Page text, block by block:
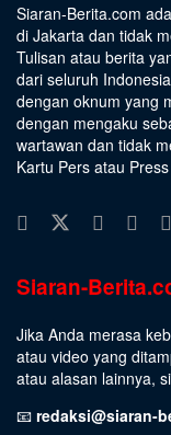
Siaran-Berita.com
di Jakarta dan tidak
Tulisan atau berita
dari seluruh
dengan oknum yang
dengan mengaku
wartawan dan tidak
Kartu Pers atau
Siaran-
Jika Anda merasa
atau video yang
atau alasan lainnya,
📧 redaksi@siaran-